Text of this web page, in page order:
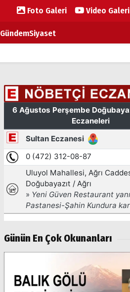
Foto Galeri Video Galeri
GündemSiyaset
Günün En Çok Okunanları